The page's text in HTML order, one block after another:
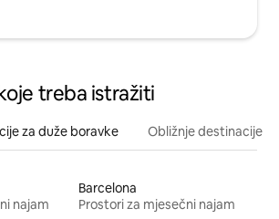
treba istražiti
za duže boravke Obližnje destinacije
najam
Barcelona
Prostori za mjesečni najam